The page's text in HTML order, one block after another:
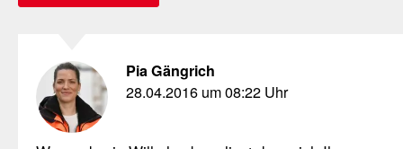
Pia Gängrich
28.04.2016 um 08:22 Uhr